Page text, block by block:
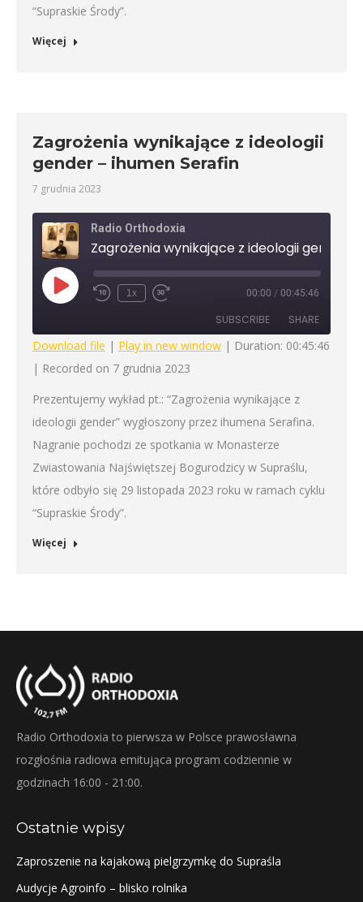
“Supraskie Środy”.
Więcej
Zagrożenia wynikające z ideologii
gender – ihumen Serafin
7 grudnia 2023
Radio Orthodoxia
Play
EpisodeRewind
1x
Fast
seconds
00:00 / 00:45:46
SUBSCRIBE SHARE
SHARE
LINK
EMBED
Download file | Play in new window | Duration: 00:45:46
| Recorded on 7 grudnia 2023
Prezentujemy wykład pt.: “Zagrożenia wynikające z
ideologii gender” wygłoszony przez ihumena Serafina.
Nagranie pochodzi ze spotkania w Monasterze
Zwiastowania Najświętszej Bogurodzicy w Supraślu,
które odbyło się 29 listopada 2023 roku w ramach cyklu
“Supraskie Środy”.
Więcej
Radio Orthodoxia to pierwsza w Polsce prawosławna
rozgłośnia radiowa emitująca program codziennie w
godzinach 16:00 - 21:00.
Ostatnie wpisy
Zaproszenie na kajakową pielgrzymkę do Supraśla
Audycje Agroinfo – blisko rolnika